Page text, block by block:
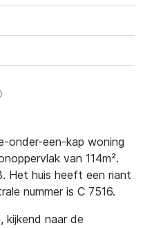
onder-een-kap woning
van 114m².
Het huis heeft een riant
nummer is C 7516.
kijkend naar de